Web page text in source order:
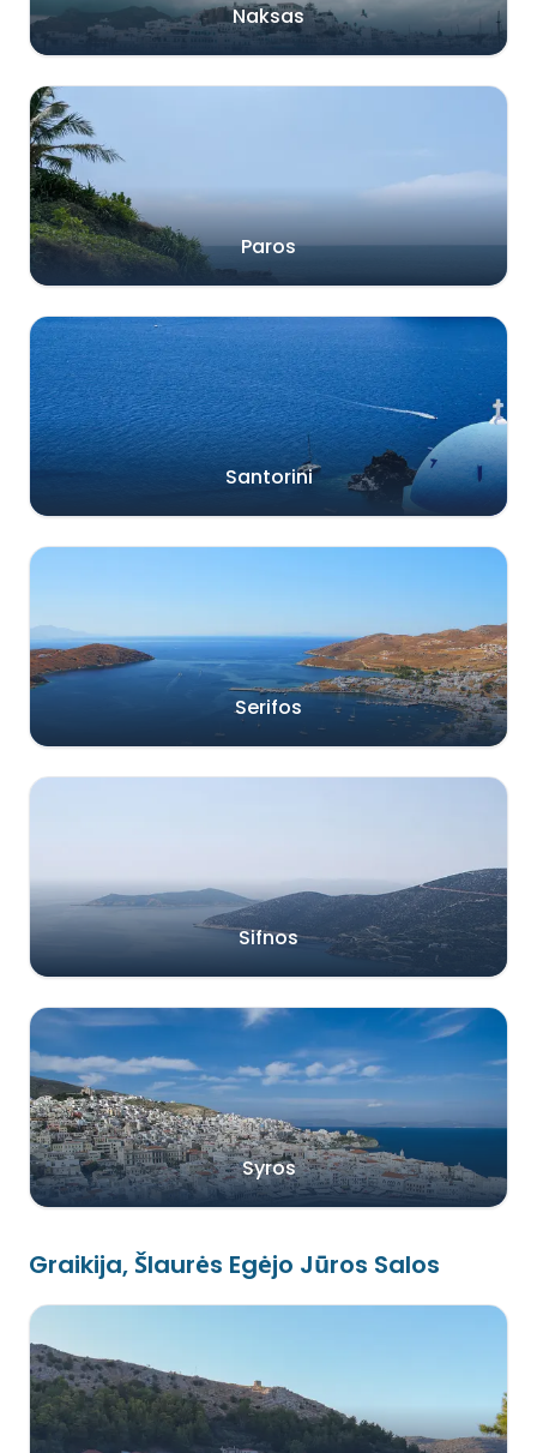
Naksas
Paros
Santorini
Serifos
Sifnos
Syros
Graikija, ŠIaurės Egėjo Jūros Salos